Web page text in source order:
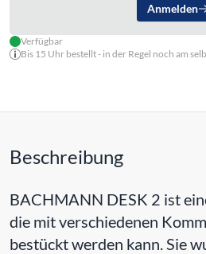
Anmelden
Verfügbar
Bis 15 Uhr bestellt - in der Regel noch am
Beschreibung
BACHMANN DESK 2 ist
die mit verschiedenen
bestückt werden kann. Sie